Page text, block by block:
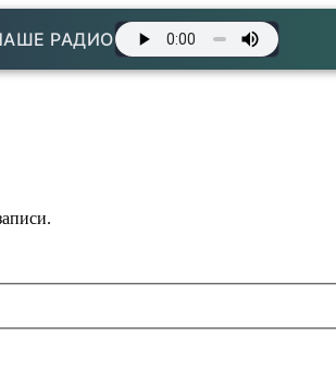
РАДИО